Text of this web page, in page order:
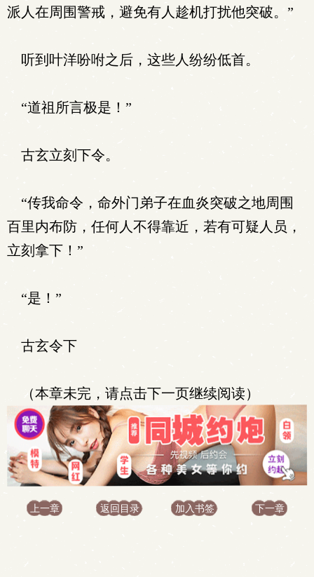
派人在周围警戒，避免有人趁机打扰他突破。”
听到叶洋吩咐之后，这些人纷纷低首。
“道祖所言极是！”
古玄立刻下令。
“传我命令，命外门弟子在血炎突破之地周围
百里内布防，任何人不得靠近，若有可疑人员，
立刻拿下！”
“是！”
古玄令下
（本章未完，请点击下一页继续阅读）
上一章 返回目录 加入书签 下一章